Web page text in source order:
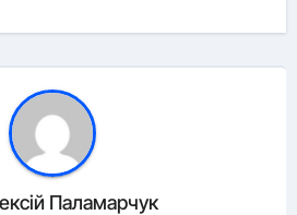
Паламарчук